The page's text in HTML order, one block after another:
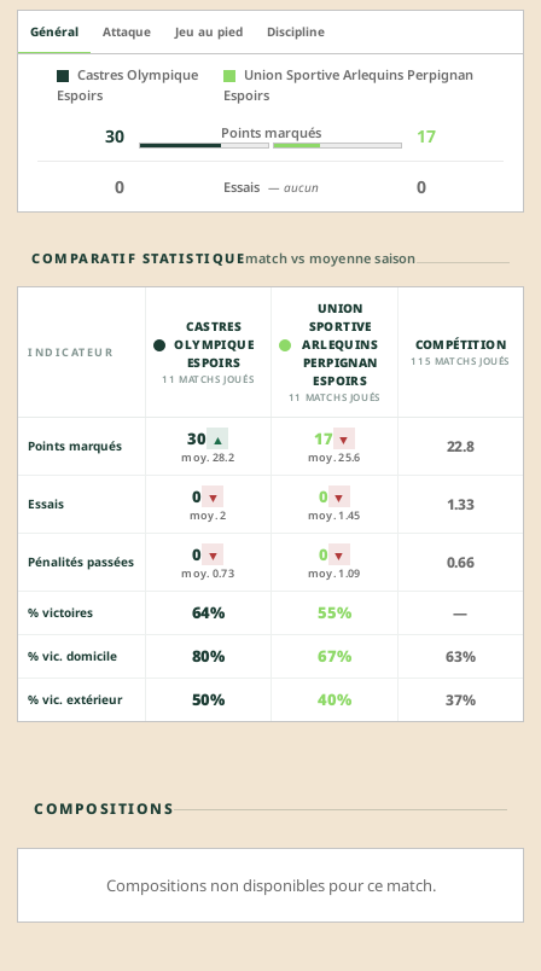
Général Attaque Jeu au pied Discipline
Castres Olympique
Espoirs
Union Sportive Arlequins Perpignan
Espoirs
30 Points marqués 17
0 Essais — aucun 0
COMPARATIF STATISTIQUEmatch vs moyenne saison
INDICATEUR
CASTRES
OLYMPIQUE
ESPOIRS
11 MATCHS JOUÉS
UNION
SPORTIVE
ARLEQUINS
PERPIGNAN
ESPOIRS
11 MATCHS JOUÉS
COMPÉTITION
115 MATCHS JOUÉS
Points marqués 30 ▲
moy. 28.2
17 ▼
moy. 25.6
22.8
Essais 0 ▼
moy. 2
0 ▼
moy. 1.45
1.33
Pénalités passées 0 ▼
moy. 0.73
0 ▼
moy. 1.09
0.66
% victoires 64% 55% —
% vic. domicile 80% 67% 63%
% vic. extérieur 50% 40% 37%
COMPOSITIONS
Compositions non disponibles pour ce match.